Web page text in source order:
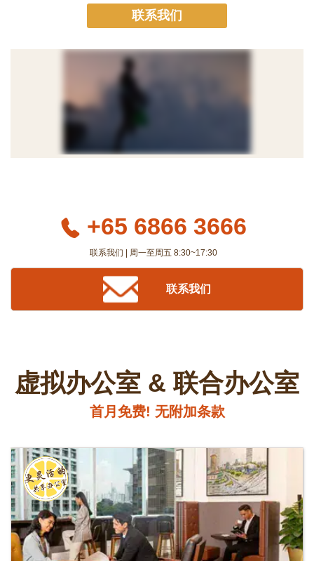
联系我们
+65 6866 3666
联系我们 | 周一至周五 8:30~17:30
联系我们
虚拟办公室 & 联合办公室
首月免费! 无附加条款